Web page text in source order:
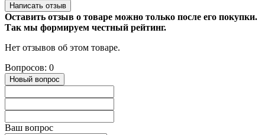
Написать отзыв
Оставить отзыв о товаре можно только после его покупки.
Так мы формируем честный рейтинг.
Нет отзывов об этом товаре.
Вопросов: 0
Новый вопрос
Ваш вопрос